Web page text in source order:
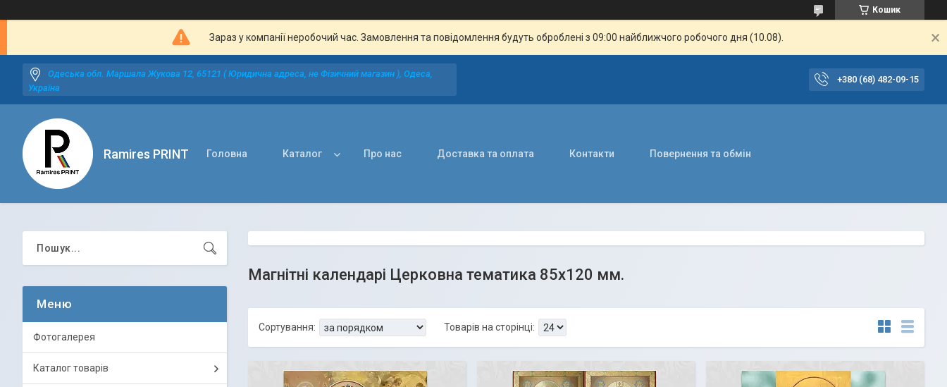
Кошик
Зараз у компанії неробочий час. Замовлення та повідомлення будуть оброблені з 09:00 найближчого робочого дня (10.08).
Одеська обл. Маршала Жукова 12, 65121 ( Юридична адреса, не Фізичний магазин ), Одеса,
Україна
+380 (68) 482-09-15
Ramires PRINT Головна Каталог Про нас Доставка та оплата Контакти Повернення та обмін
Магнітні календарі Церковна тематика 85х120 мм.
Фотогалерея
Каталог товарів